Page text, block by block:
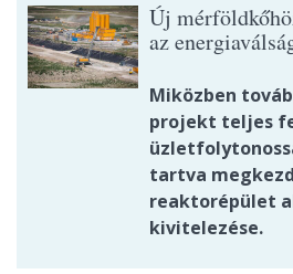
Új
az
Miközben
projekt teljes
tartva
reaktorépület
kivitelezése.